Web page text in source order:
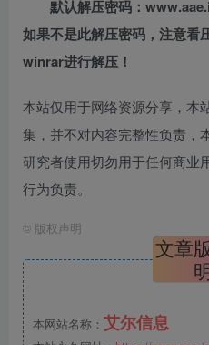
默认解压密码：
如果不是此解压密码，注意看
winrar进行解压！
本站仅用于网络资源分享，本
集，并不对内容完整性负责，
研究者使用切勿用于任何商业
行为负责。
© 版权声明
文章
本网站名称： 艾尔信息